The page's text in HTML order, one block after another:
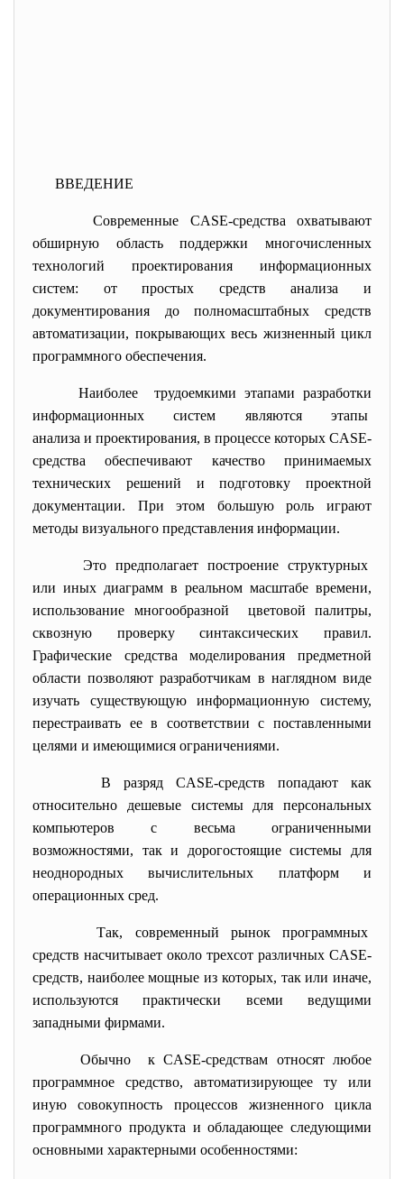
ВВЕДЕНИЕ
Современные CASE-средства охватывают
обширную область поддержки многочисленных
технологий проектирования информационных
систем: от простых средств анализа и
документирования до полномасштабных средств
автоматизации, покрывающих весь жизненный цикл
программного обеспечения.
Наиболее трудоемкими этапами разработки
информационных систем являются этапы
анализа и проектирования, в процессе которых CASE-
средства обеспечивают качество принимаемых
технических решений и подготовку проектной
документации. При этом большую роль играют
методы визуального представления информации.
Это предполагает построение структурных
или иных диаграмм в реальном масштабе времени,
использование многообразной цветовой палитры,
сквозную проверку синтаксических правил.
Графические средства моделирования предметной
области позволяют разработчикам в наглядном виде
изучать существующую информационную систему,
перестраивать ее в соответствии с поставленными
целями и имеющимися ограничениями.
В разряд CASE-средств попадают как
относительно дешевые системы для персональных
компьютеров с весьма ограниченными
возможностями, так и дорогостоящие системы для
неоднородных вычислительных платформ и
операционных сред.
Так, современный рынок программных
средств насчитывает около трехсот различных CASE-
средств, наиболее мощные из которых, так или иначе,
используются практически всеми ведущими
западными фирмами.
Обычно к CASE-средствам относят любое
программное средство, автоматизирующее ту или
иную совокупность процессов жизненного цикла
программного продукта и обладающее следующими
основными характерными особенностями: